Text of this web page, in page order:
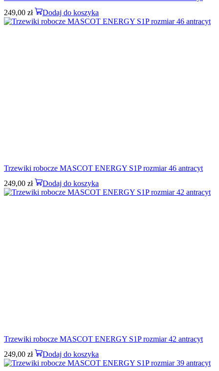
249,00 zł Dodaj do koszyka
Trzewiki robocze MASCOT ENERGY S1P rozmiar 46 antracyt
249,00 zł Dodaj do koszyka
Trzewiki robocze MASCOT ENERGY S1P rozmiar 42 antracyt
249,00 zł Dodaj do koszyka